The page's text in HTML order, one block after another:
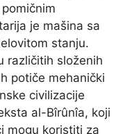
je mašina sa
stanju.
različitih složenih
potiče mehanički
civilizacije
al-Bîrûnîa, koji
mogu koristiti za